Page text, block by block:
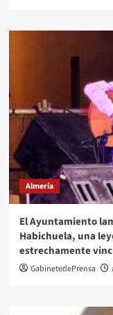
Almería
El Ayuntamiento
Habichuela, una
estrechamente
GabinetedePrensa